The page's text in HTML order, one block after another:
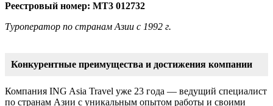
Реестровый номер: МТ3 012732
Туроператор по странам Азии с 1992 г.
Конкурентные преимущества и достижения компании
Компания ING Asia Travel уже 23 года — ведущий специалист
по странам Азии с уникальным опытом работы и своими